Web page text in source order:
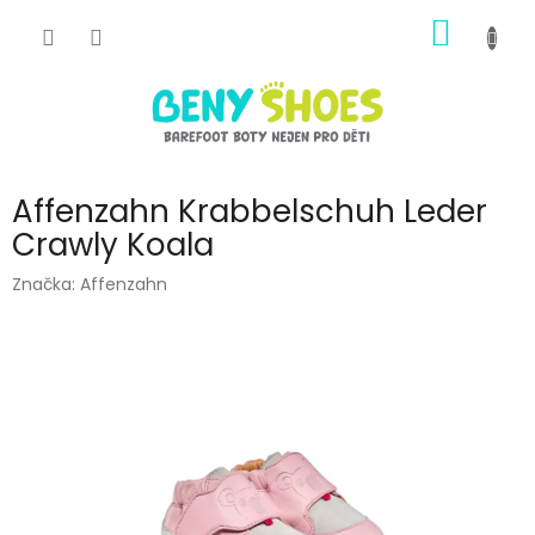
KOŠÍK
Affenzahn Krabbelschuh Leder
Crawly Koala
Značka: Affenzahn